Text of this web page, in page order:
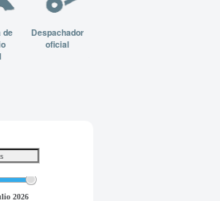
de
Despachador
oficial